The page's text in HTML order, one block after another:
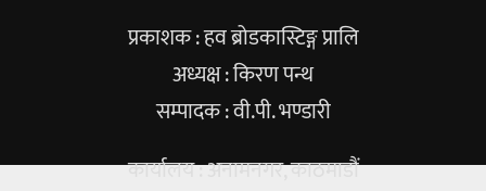
प्रकाशक : हव ब्रोडकास्टिङ्ग प्रालि
अध्यक्ष : किरण पन्थ
सम्पादक : वी.पी. भण्डारी
कार्यालय : अनामनगर, काठमाडौं